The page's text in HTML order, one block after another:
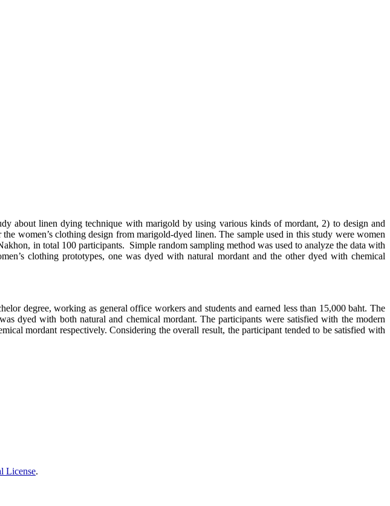
about linen dying technique with marigold by using various kinds of mordant, 2) to design and
women’s clothing design from marigold-dyed linen. The sample used in this study were women
in total 100 participants. Simple random sampling method was used to analyze the data with
clothing prototypes, one was dyed with natural mordant and the other dyed with chemical
working as general office workers and students and earned less than 15,000 baht. The
dyed with both natural and chemical mordant. The participants were satisfied with the modern
mordant respectively. Considering the overall result, the participant tended to be satisfied with
License.